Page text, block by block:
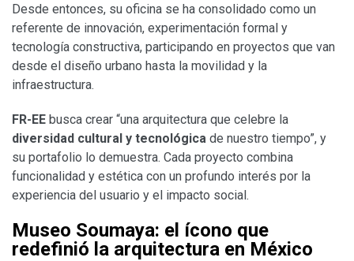
Desde entonces, su oficina se ha consolidado como un
referente de innovación, experimentación formal y
tecnología constructiva, participando en proyectos que van
desde el diseño urbano hasta la movilidad y la
infraestructura.
FR-EE busca crear “una arquitectura que celebre la
diversidad cultural y tecnológica de nuestro tiempo”, y
su portafolio lo demuestra. Cada proyecto combina
funcionalidad y estética con un profundo interés por la
experiencia del usuario y el impacto social.
Museo Soumaya: el ícono que
redefinió la arquitectura en México